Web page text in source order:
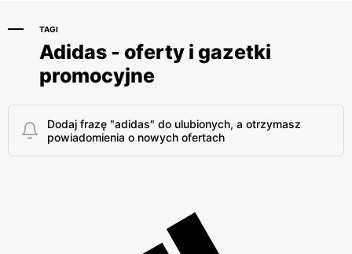
TAGI
Adidas - oferty i gazetki
promocyjne
Dodaj frazę "adidas" do ulubionych, a otrzymasz
powiadomienia o nowych ofertach